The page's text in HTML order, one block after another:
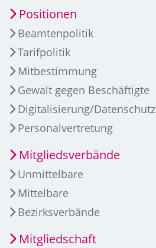
Positionen
Beamtenpolitik
Tarifpolitik
Mitbestimmung
Gewalt gegen Beschäftigte
Digitalisierung/Datenschutz
Personalvertretung
Mitgliedsverbände
Unmittelbare
Mittelbare
Bezirksverbände
Mitgliedschaft